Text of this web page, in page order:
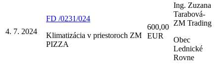
4. 7. 2024
FD /0231/024
Klimatizácia v priestoroch ZM
PIZZA
600,00
EUR
Ing. Zuzana
Tarabová-
ZM Trading
Obec
Lednické
Rovne